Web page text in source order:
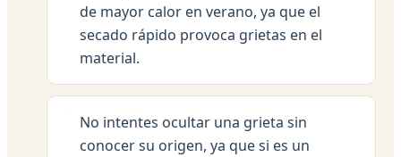
de mayor calor en verano, ya que el
secado rápido provoca grietas en el
material.
No intentes ocultar una grieta sin
conocer su origen, ya que si es un